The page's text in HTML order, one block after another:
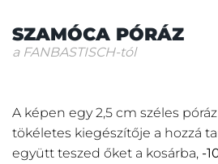
SZAMÓCA PÓRÁZ
a FANBASTISCH-tól
A képen egy 2,5 cm széles
tökéletes kiegészítője a hozzá
együtt teszed őket a kosárba, -